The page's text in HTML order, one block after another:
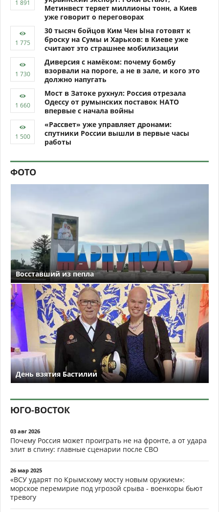
Метинвест теряет миллионы тонн, а Киев
уже говорит о переговорах
30 тысяч бойцов Ким Чен Ына готовят к
броску на Сумы и Харьков: в Киеве уже
считают это страшнее мобилизации
Диверсия с намёком: почему бомбу
взорвали на пороге, а не в зале, и кого это
должно напугать
Мост в Затоке рухнул: Россия отрезала
Одессу от румынских поставок НАТО
впервые с начала войны
«Рассвет» уже управляет дронами:
спутники России вышли в первые часы
работы
ФОТО
Восставший из пепла
День взятия Бастилии
ЮГО-ВОСТОК
03 авг 2026
Почему Россия может проиграть не на фронте, а от удара
элит в спину: главные сценарии после СВО
26 мар 2025
«ВСУ ударят по Крымскому мосту новым оружием»:
морское перемирие под угрозой срыва - военкоры бьют
тревогу